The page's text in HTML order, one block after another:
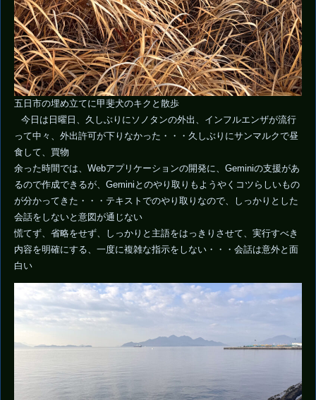
五日市の埋め立てに甲斐犬のキクと散歩
今日は日曜日、久しぶりにソノタンの外出、インフルエンザが流行
って中々、外出許可が下りなかった・・・久しぶりにサンマルクで昼
食して、買物
余った時間では、Webアプリケーションの開発に、Geminiの支援があ
るので作成できるが、Geminiとのやり取りもようやくコツらしいもの
が分かってきた・・・テキストでのやり取りなので、しっかりとした
会話をしないと意図が通じない
慌てず、省略をせず、しっかりと主語をはっきりさせて、実行すべき
内容を明確にする、一度に複雑な指示をしない・・・会話は意外と面
白い